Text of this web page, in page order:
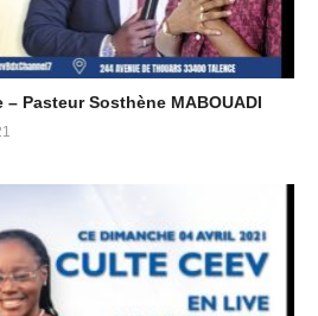
Pasteur Sosthène MABOUADI